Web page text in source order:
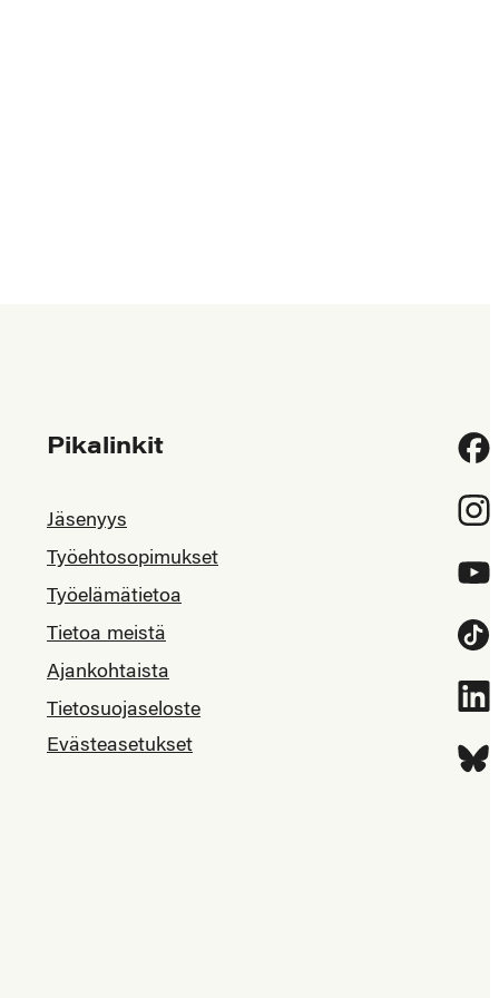
Pikalinkit
Jäsenyys
Työehtosopimukset
Työelämätietoa
Tietoa meistä
Ajankohtaista
Tietosuojaseloste
Evästeasetukset